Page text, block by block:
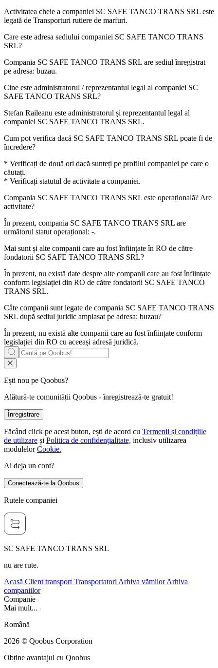
Activitatea cheie a companiei SC SAFE TANCO TRANS SRL este
legată de Transporturi rutiere de marfuri.
Care este adresa sediului companiei SC SAFE TANCO TRANS
SRL?
Compania SC SAFE TANCO TRANS SRL are sediul înregistrat
pe adresa: buzau.
Cine este administratorul / reprezentantul legal al companiei SC
SAFE TANCO TRANS SRL?
Stefan Raileanu este administratorul și reprezentantul legal al
companiei SC SAFE TANCO TRANS SRL.
Cum pot verifica dacă SC SAFE TANCO TRANS SRL poate fi de
încredere?
* Verificați de două ori dacă sunteți pe profilul companiei pe care o
căutați.
* Verificați statutul de activitate a companiei.
Compania SC SAFE TANCO TRANS SRL este operațională? Are
activitate?
În prezent, compania SC SAFE TANCO TRANS SRL are
următorul statut operațional: -.
Mai sunt și alte companii care au fost înființate în RO de către
fondatorii SC SAFE TANCO TRANS SRL?
În prezent, nu există date despre alte companii care au fost înființate
conform legislației din RO de către fondatorii SC SAFE TANCO
TRANS SRL.
Câte companii sunt legate de compania SC SAFE TANCO TRANS
SRL după sediul juridic amplasat pe adresa: buzau?
În prezent, nu există alte companii care au fost înființate conform
legislației din RO cu aceeași adresă juridică.
Ești nou pe Qoobus?
Alătură-te comunității Qoobus - înregistrează-te gratuit!
Înregistrare
Făcând click pe acest buton, ești de acord cu Termenii și condițiile
de utilizare și Politica de confidențialitate, inclusiv utilizarea
modulelor Cookie.
Ai deja un cont?
Conectează-te la Qoobus
Rutele companiei
SC SAFE TANCO TRANS SRL
nu are rute.
Acasă Client transport Transportatori Arhiva vămilor Arhiva
companiilor
Companie
Mai mult...
Română
2026 © Qoobus Corporation
Obține avantajul cu Qoobus